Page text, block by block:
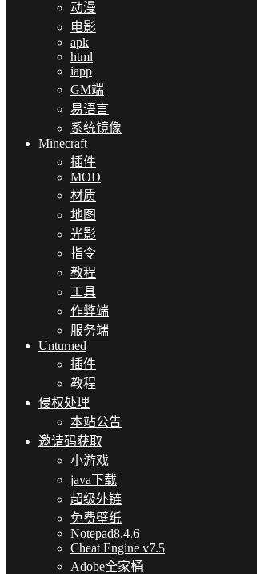
动漫
电影
apk
html
iapp
GM端
易语言
系统镜像
Minecraft
插件
MOD
材质
地图
光影
指令
教程
工具
作弊端
服务端
Unturned
插件
教程
侵权处理
本站公告
邀请码获取
小游戏
java下载
超级外链
免费壁纸
Notepad8.4.6
Cheat Engine v7.5
Adobe全家桶